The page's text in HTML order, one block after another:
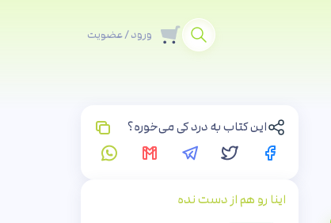
ورود / عضویت
این کتاب به درد کی می‌خوره؟
اینا رو هم از دست نده